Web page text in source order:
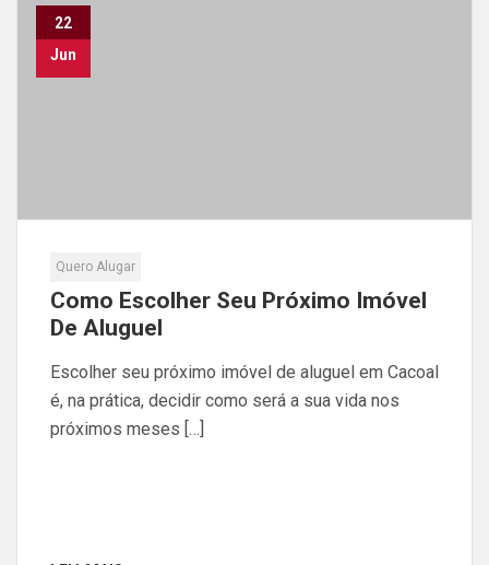
22
Jun
Quero Alugar
Como Escolher Seu Próximo Imóvel
De Aluguel
Escolher seu próximo imóvel de aluguel em Cacoal
é, na prática, decidir como será a sua vida nos
próximos meses […]